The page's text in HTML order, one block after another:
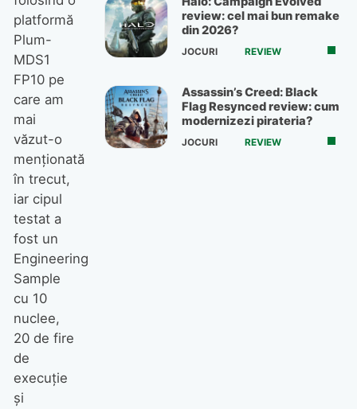
platformă
Plum-
MDS1
FP10 pe
care am
mai
văzut-o
menționată
în trecut,
iar cipul
testat a
fost un
Engineering
Sample
cu 10
nuclee,
20 de fire
de
execuție
și
review: cel mai bun remake
din 2026?
JOCURI REVIEW
Assassin’s Creed: Black
Flag Resynced review: cum
modernizezi pirateria?
JOCURI REVIEW